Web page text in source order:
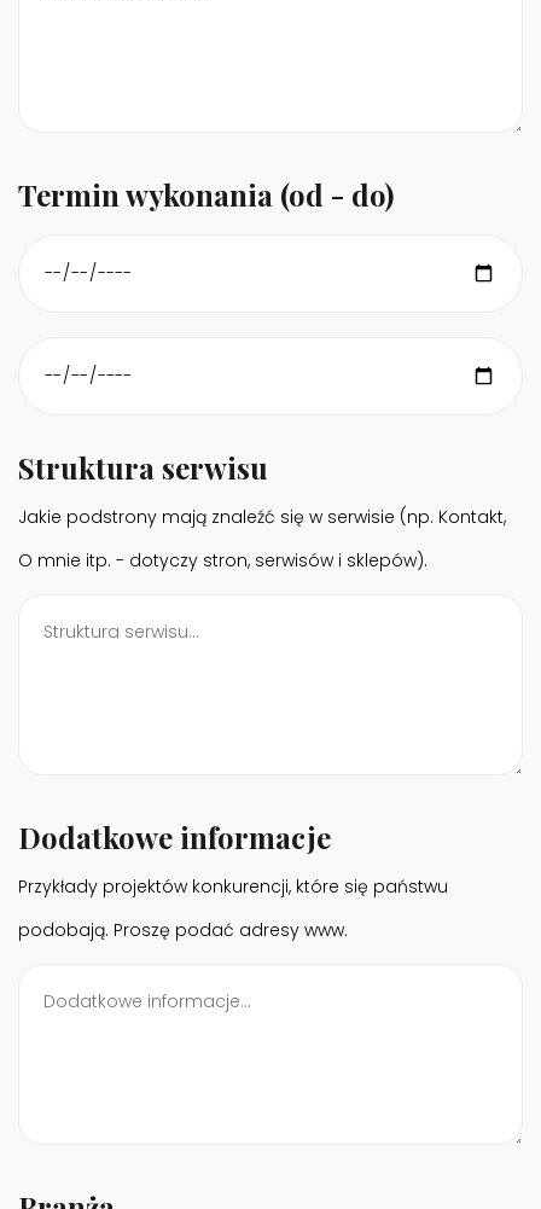
Termin wykonania (od - do)
Struktura serwisu
Jakie podstrony mają znaleźć się w serwisie (np. Kontakt,
O mnie itp. - dotyczy stron, serwisów i sklepów).
Dodatkowe informacje
Przykłady projektów konkurencji, które się państwu
podobają. Proszę podać adresy www.